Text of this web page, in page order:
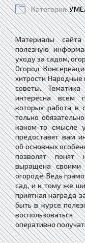
Категория:
Материалы
полезную
уходу за садом,
Огород
хитрости
советы.
интересна всем
которых работа в
только
каком-то смысле
предоставят вам
об основных
позволят понят
выращена
огороде. Ведь
сад, и к тому же
приятная награда
быть в курсе
оперативно